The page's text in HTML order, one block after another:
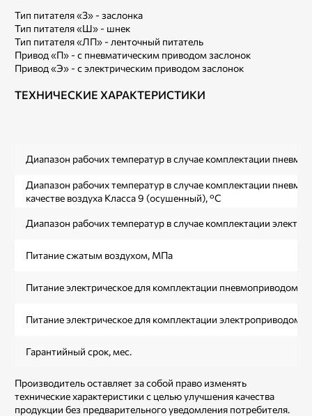
Тип питателя «З» - заслонка
Тип питателя «Ш» - шнек
Тип питателя «ЛП» - ленточный питатель
Привод «П» - с пневматическим приводом заслонок
Привод «Э» - с электрическим приводом заслонок
ТЕХНИЧЕСКИЕ ХАРАКТЕРИСТИКИ
Диапазон рабочих температур в случае комплектации
Диапазон рабочих температур в случае комплектации
качестве воздуха Класса 9 (осушенный), °С
Диапазон рабочих температур в случае комплектации
Питание сжатым воздухом, МПа
Питание электрическое для комплектации пневмоприводом
Питание электрическое для комплектации электроприводом
Гарантийный срок, мес.
Производитель оставляет за собой право изменять
технические характеристики с целью улучшения качества
продукции без предварительного уведомления потребителя.